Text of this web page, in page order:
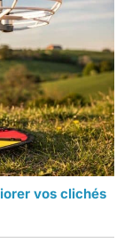
vos clichés